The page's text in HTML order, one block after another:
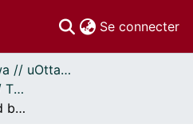
Se connecter
Thèses uOttawa // uOttawa Theses
Thèses, 1910 - 2010 // Theses, 1910 - 2010
The mass as reformed by the Second Vatican Council: Ritual undergoing change in St. Joseph's Parish in Ottawa.